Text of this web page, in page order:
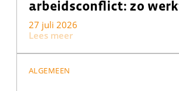
arbeidsconflict: zo
27 juli 2026
Lees meer
ALGEMEEN